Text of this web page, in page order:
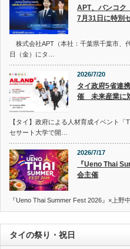
APT、バンコク
7月31日に特別
株式会社APT（本社：千葉県千葉市、
日（金）にタ…
2026/7/20
タイ政府5省連
催 未来産業に
【タイ】政府による人材育成イベント
セサート大学で開…
2026/7/17
『Ueno Thai
会主催
『Ueno Thai Summer Fest 2026』×上
タイの祭り・祝日